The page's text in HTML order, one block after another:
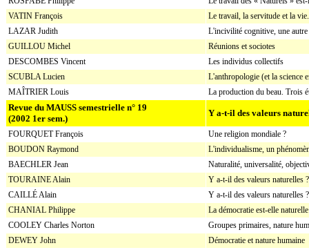
VATIN François
Le travail, la servitude et la
LAZAR Judith
L'incivilité cognitive, une autre
GUILLOU Michel
Réunions et sociotes
DESCOMBES Vincent
Les individus collectifs
SCUBLA Lucien
L'anthropologie (et la science
MAÎTRIER Louis
La production du beau. Trois
Revue du MAUSS semestrielle n° 19
(2002 1er sem.)
Y a-t-il des valeurs
FOURQUET François
Une religion mondiale ?
BOUDON Raymond
L'individualisme, un
BAECHLER Jean
Naturalité, universalité,
TOURAINE Alain
Y a-t-il des valeurs naturelles ?
CAILLÉ Alain
Y a-t-il des valeurs naturelles ?
CHANIAL Philippe
La démocratie est-elle
COOLEY Charles Norton
Groupes primaires, nature
DEWEY John
Démocratie et nature humaine